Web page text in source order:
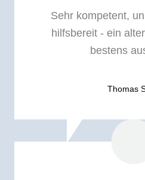
Sehr kompetent,
hilfsbereit - ein
bestens
Thomas